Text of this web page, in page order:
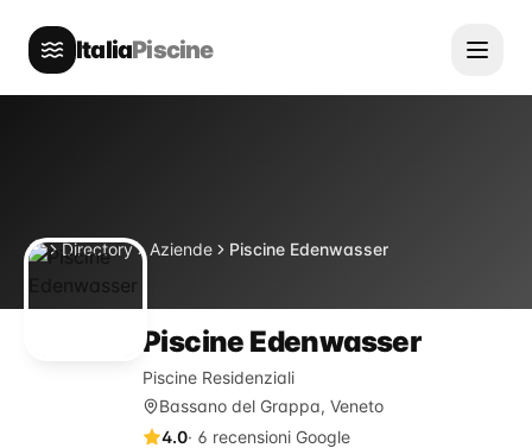
ItaliaPiscine
HomeDirectory Aziende Piscine Edenwasser
Piscine Edenwasser
Piscine Residenziali
Bassano del Grappa, Veneto
4.0· 6 recensioni Google